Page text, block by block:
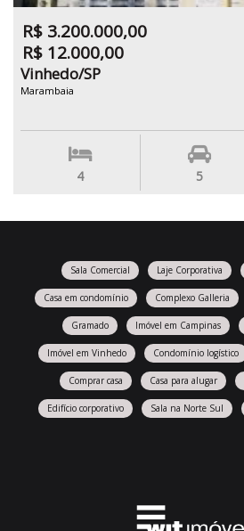
R$ 3.200.000,00
R$ 12.000,00
Vinhedo/SP
Marambaia
4 5
Sala Comercial Laje Corporativa
Casa em condomínio Complexo Galleria
Gramado Imóvel em Campinas
Imóvel em Vinhedo Condomínio logístico
Comprar casa Casa para alugar
Edifício corporativo Sala na Norte Sul